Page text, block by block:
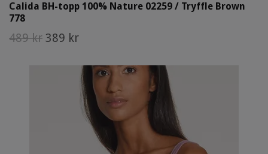
Calida BH-topp 100% Nature 02259 / Tryffle Brown
778
489 kr 389 kr